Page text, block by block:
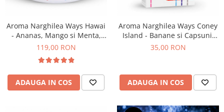
Aroma Narghilea Ways Hawai
- Ananas, Mango si Menta,
200gr
119,00 RON
ADAUGA IN COS
Aroma Narghilea Ways Coney
Island - Banane si Capsuni,
50gr
35,00 RON
ADAUGA IN COS